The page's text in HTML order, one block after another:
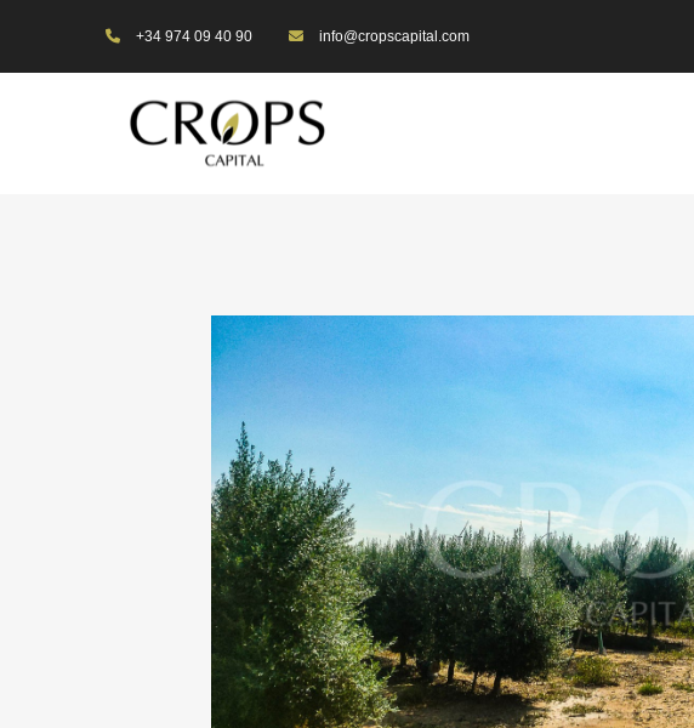
+34 974 09 40 90 info@cropscapital.com